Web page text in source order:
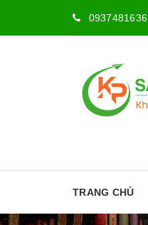
0937481636
TRANG CHỦ